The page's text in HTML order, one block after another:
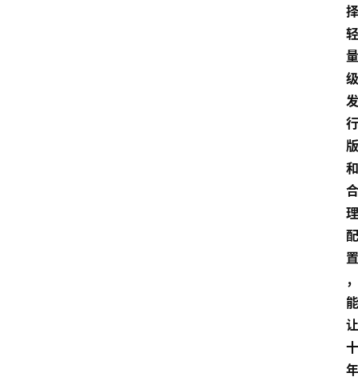
择
轻
量
级
发
行
版
和
合
理
配
置
，
能
让
十
年